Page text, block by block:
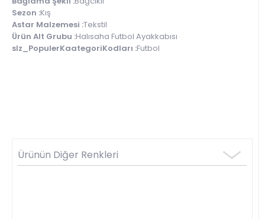
Sezon :Kış
Astar Malzemesi :Tekstil
Ürün Alt Grubu :Halısaha Futbol Ayakkabısı
slz_PopulerKaategoriKodları :Futbol
Ürünün Diğer Renkleri